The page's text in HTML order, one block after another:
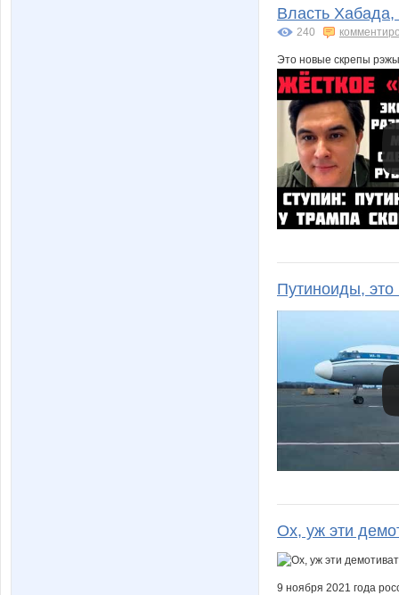
Власть
240
Это новые скрепы
Путиноиды,
Ох, уж эти
9 ноября 2021 года